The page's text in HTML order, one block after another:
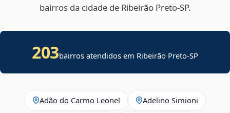
bairros da cidade de Ribeirão Preto‑SP.
203bairros atendidos em Ribeirão Preto-SP
Adão do Carmo Leonel Adelino Simioni